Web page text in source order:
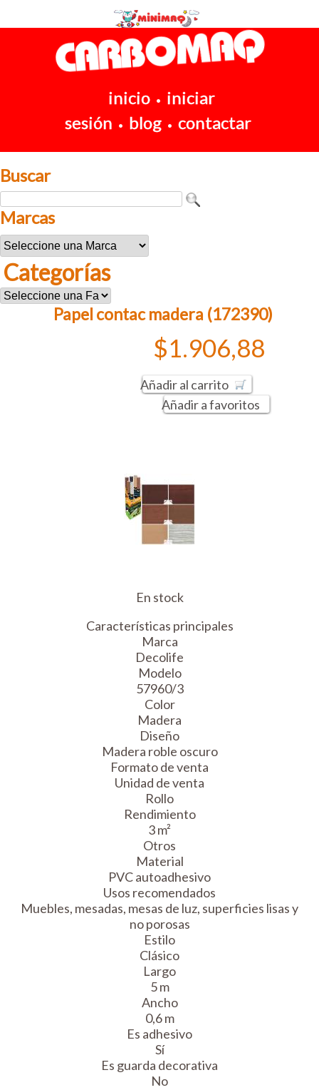
inicio • iniciar
sesión • blog • contactar
Buscar
Marcas
Categorías
Papel contac madera (172390)
$1.906,88
Añadir al carrito
Añadir a favoritos
En stock
Características principales
Marca
Decolife
Modelo
57960/3
Color
Madera
Diseño
Madera roble oscuro
Formato de venta
Unidad de venta
Rollo
Rendimiento
3 m²
Otros
Material
PVC autoadhesivo
Usos recomendados
Muebles, mesadas, mesas de luz, superficies lisas y
no porosas
Estilo
Clásico
Largo
5 m
Ancho
0,6 m
Es adhesivo
Sí
Es guarda decorativa
No